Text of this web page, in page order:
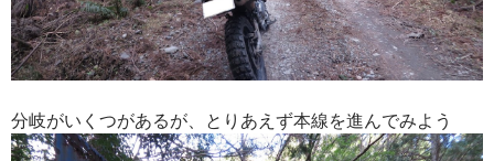
分岐がいくつがあるが、とりあえず本線を進んでみよう